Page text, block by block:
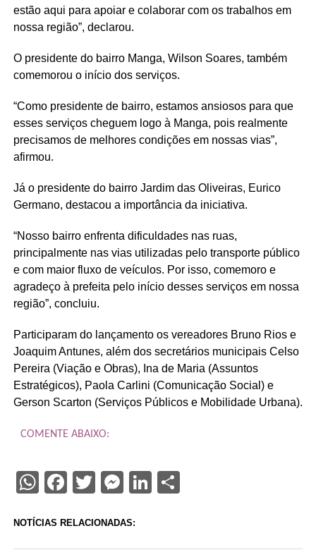
estão aqui para apoiar e colaborar com os trabalhos em
nossa região”, declarou.
O presidente do bairro Manga, Wilson Soares, também
comemorou o início dos serviços.
“Como presidente de bairro, estamos ansiosos para que
esses serviços cheguem logo à Manga, pois realmente
precisamos de melhores condições em nossas vias”,
afirmou.
Já o presidente do bairro Jardim das Oliveiras, Eurico
Germano, destacou a importância da iniciativa.
“Nosso bairro enfrenta dificuldades nas ruas,
principalmente nas vias utilizadas pelo transporte público
e com maior fluxo de veículos. Por isso, comemoro e
agradeço à prefeita pelo início desses serviços em nossa
região”, concluiu.
Participaram do lançamento os vereadores Bruno Rios e
Joaquim Antunes, além dos secretários municipais Celso
Pereira (Viação e Obras), Ina de Maria (Assuntos
Estratégicos), Paola Carlini (Comunicação Social) e
Gerson Scarton (Serviços Públicos e Mobilidade Urbana).
COMENTE ABAIXO:
WhatsApp
Facebook
Twitter
Messenger
LinkedIn
Share
NOTÍCIAS RELACIONADAS: